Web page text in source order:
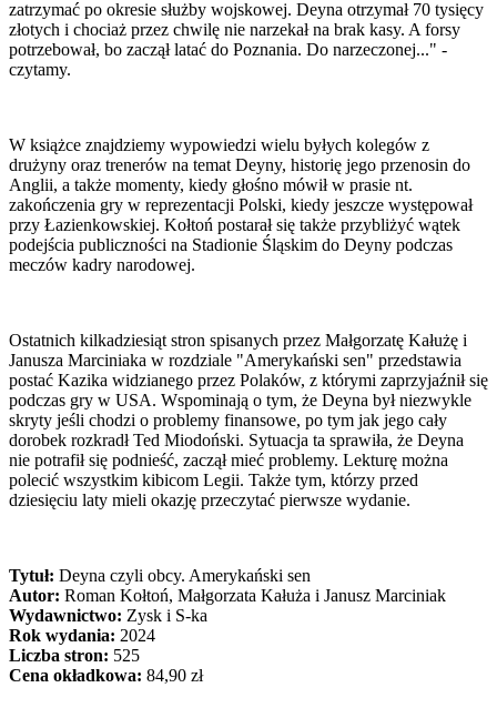
zatrzymać po okresie służby wojskowej. Deyna otrzymał 70 tysięcy
złotych i chociaż przez chwilę nie narzekał na brak kasy. A forsy
potrzebował, bo zaczął latać do Poznania. Do narzeczonej..." -
czytamy.
W książce znajdziemy wypowiedzi wielu byłych kolegów z
drużyny oraz trenerów na temat Deyny, historię jego przenosin do
Anglii, a także momenty, kiedy głośno mówił w prasie nt.
zakończenia gry w reprezentacji Polski, kiedy jeszcze występował
przy Łazienkowskiej. Kołtoń postarał się także przybliżyć wątek
podejścia publiczności na Stadionie Śląskim do Deyny podczas
meczów kadry narodowej.
Ostatnich kilkadziesiąt stron spisanych przez Małgorzatę Kałużę i
Janusza Marciniaka w rozdziale "Amerykański sen" przedstawia
postać Kazika widzianego przez Polaków, z którymi zaprzyjaźnił się
podczas gry w USA. Wspominają o tym, że Deyna był niezwykle
skryty jeśli chodzi o problemy finansowe, po tym jak jego cały
dorobek rozkradł Ted Miodoński. Sytuacja ta sprawiła, że Deyna
nie potrafił się podnieść, zaczął mieć problemy. Lekturę można
polecić wszystkim kibicom Legii. Także tym, którzy przed
dziesięciu laty mieli okazję przeczytać pierwsze wydanie.
Tytuł: Deyna czyli obcy. Amerykański sen
Autor: Roman Kołtoń, Małgorzata Kałuża i Janusz Marciniak
Wydawnictwo: Zysk i S-ka
Rok wydania: 2024
Liczba stron: 525
Cena okładkowa: 84,90 zł